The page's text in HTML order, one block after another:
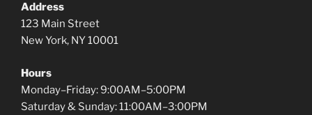
Address
123 Main Street
New York, NY 10001
Hours
Monday–Friday: 9:00AM–5:00PM
Saturday & Sunday: 11:00AM–3:00PM